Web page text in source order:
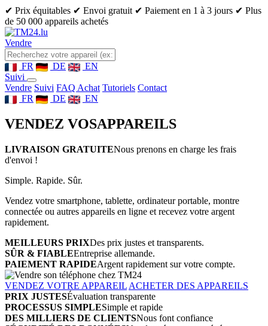
✔ Prix équitables ✔ Envoi gratuit ✔ Paiement en 1 à 3 jours ✔ Plus
de 50 000 appareils achetés
Vendre
FR DE
EN
Suivi
Vendre Suivi FAQ Achat Tutoriels Contact
FR
DE EN
VENDEZ VOSAPPAREILS
LIVRAISON GRATUITENous prenons en charge les frais
d'envoi !
Simple. Rapide. Sûr.
Vendez votre smartphone, tablette, ordinateur portable, montre
connectée ou autres appareils en ligne et recevez votre argent
rapidement.
MEILLEURS PRIXDes prix justes et transparents.
SÛR & FIABLEEntreprise allemande.
PAIEMENT RAPIDEArgent rapidement sur votre compte.
VENDEZ VOTRE APPAREIL ACHETER DES APPAREILS
PRIX JUSTESÉvaluation transparente
PROCESSUS SIMPLESimple et rapide
DES MILLIERS DE CLIENTSNous font confiance